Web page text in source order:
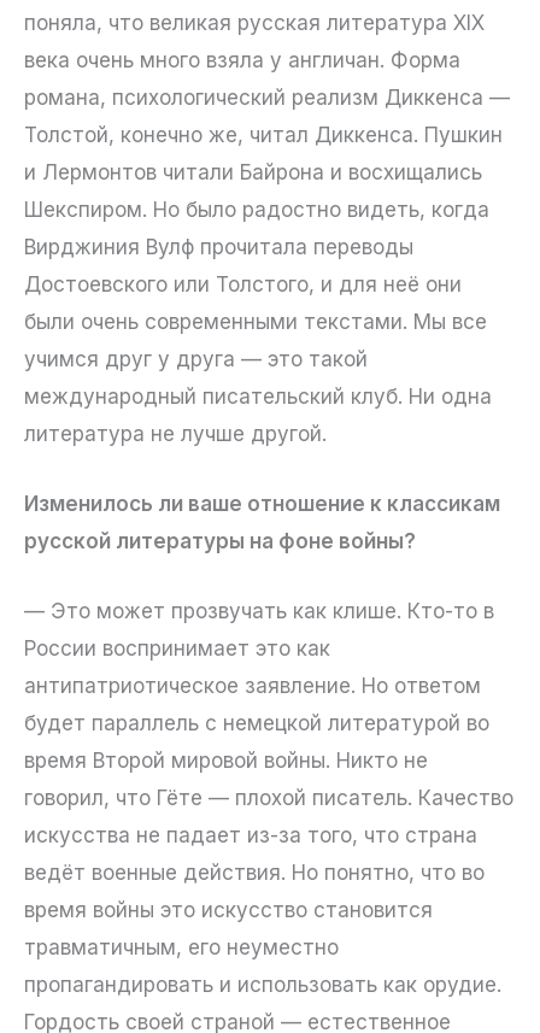
поняла, что великая русская литература XIX
века очень много взяла у англичан. Форма
романа, психологический реализм Диккенса —
Толстой, конечно же, читал Диккенса. Пушкин
и Лермонтов читали Байрона и восхищались
Шекспиром. Но было радостно видеть, когда
Вирджиния Вулф прочитала переводы
Достоевского или Толстого, и для неё они
были очень современными текстами. Мы все
учимся друг у друга — это такой
международный писательский клуб. Ни одна
литература не лучше другой.
Изменилось ли ваше отношение к классикам
русской литературы на фоне войны?
— Это может прозвучать как клише. Кто-то в
России воспринимает это как
антипатриотическое заявление. Но ответом
будет параллель с немецкой литературой во
время Второй мировой войны. Никто не
говорил, что Гёте — плохой писатель. Качество
искусства не падает из-за того, что страна
ведёт военные действия. Но понятно, что во
время войны это искусство становится
травматичным, его неуместно
пропагандировать и использовать как орудие.
Гордость своей страной — естественное